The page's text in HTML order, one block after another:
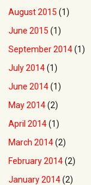
August 2015 (1)
June 2015 (1)
September 2014(1)
July 2014(1)
June 2014(1)
May 2014(2)
April 2014(1)
March 2014(2)
February 2014(2)
January 2014(2)